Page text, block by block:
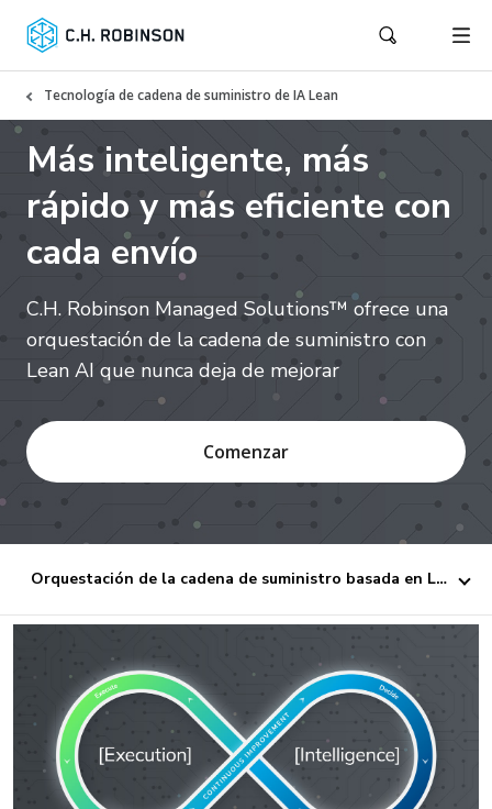
Tecnología de cadena de suministro de IA Lean
Más inteligente, más
rápido y más eficiente con
cada envío
C.H. Robinson Managed Solutions™ ofrece una
orquestación de la cadena de suministro con
Lean AI que nunca deja de mejorar
Comenzar
Orquestación de la cadena de suministro basada en Lean AI